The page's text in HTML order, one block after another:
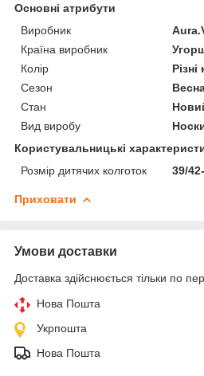
Основні атрибути
Виробник
Країна виробник
Колір
Сезон
Стан
Вид виробу
Користувальницькі
Розмір дитячих колготок
39/
Приховати
Умови доставки
Доставка здійснюється тільки по
Нова Пошта
Укрпошта
Нова Пошта